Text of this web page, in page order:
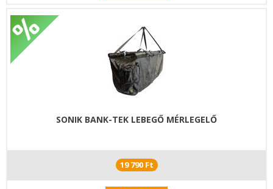
SONIK BANK-TEK LEBEGŐ MÉRLEGELŐ
19 790 Ft